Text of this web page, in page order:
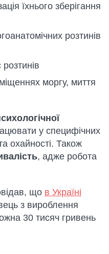
їхнього зберігання
розтинів
моргу, миття
у специфічних
охайності. Також
, адже робота
що в Україні
з вироблення
30 тисяч гривень